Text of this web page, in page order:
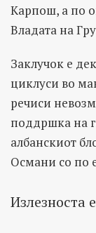
Карпош, а по
Владата на
Заклучок е
циклуси во
речиси
поддршка на
албанскиот
Османи со по
Излезноста